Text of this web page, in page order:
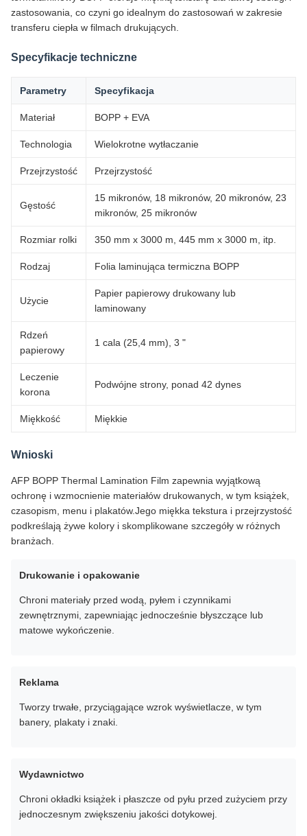
zastosowania, co czyni go idealnym do zastosowań w zakresie
transferu ciepła w filmach drukujących.
Specyfikacje techniczne
Parametry Specyfikacja
Materiał BOPP + EVA
Technologia Wielokrotne wytłaczanie
Przejrzystość Przejrzystość
Gęstość
15 mikronów, 18 mikronów, 20 mikronów, 23
mikronów, 25 mikronów
Rozmiar rolki 350 mm x 3000 m, 445 mm x 3000 m, itp.
Rodzaj Folia laminująca termiczna BOPP
Użycie
Papier papierowy drukowany lub
laminowany
Rdzeń
papierowy
1 cala (25,4 mm), 3 "
Leczenie
korona
Podwójne strony, ponad 42 dynes
Miękkość Miękkie
Wnioski
AFP BOPP Thermal Lamination Film zapewnia wyjątkową
ochronę i wzmocnienie materiałów drukowanych, w tym książek,
czasopism, menu i plakatów.Jego miękka tekstura i przejrzystość
podkreślają żywe kolory i skomplikowane szczegóły w różnych
branżach.
Drukowanie i opakowanie
Chroni materiały przed wodą, pyłem i czynnikami
zewnętrznymi, zapewniając jednocześnie błyszczące lub
matowe wykończenie.
Reklama
Tworzy trwałe, przyciągające wzrok wyświetlacze, w tym
banery, plakaty i znaki.
Wydawnictwo
Chroni okładki książek i płaszcze od pyłu przed zużyciem przy
jednoczesnym zwiększeniu jakości dotykowej.